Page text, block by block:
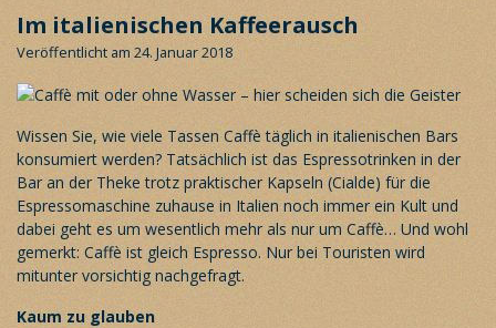
Im italienischen Kaffeerausch
Veröffentlicht am 24. Januar 2018
Wissen Sie, wie viele Tassen Caffè täglich in italienischen Bars
konsumiert werden? Tatsächlich ist das Espressotrinken in der
Bar an der Theke trotz praktischer Kapseln (Cialde) für die
Espressomaschine zuhause in Italien noch immer ein Kult und
dabei geht es um wesentlich mehr als nur um Caffè… Und wohl
gemerkt: Caffè ist gleich Espresso. Nur bei Touristen wird
mitunter vorsichtig nachgefragt.
Kaum zu glauben